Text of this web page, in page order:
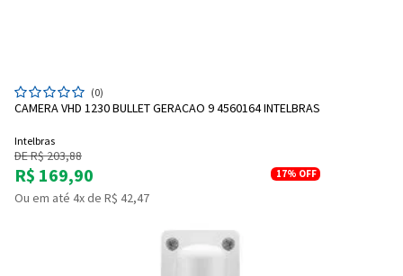
(0)
CAMERA VHD 1230 BULLET GERACAO 9 4560164 INTELBRAS
Intelbras
DE R$ 203,88
R$ 169,90 17% OFF
Ou em até 4x de R$ 42,47